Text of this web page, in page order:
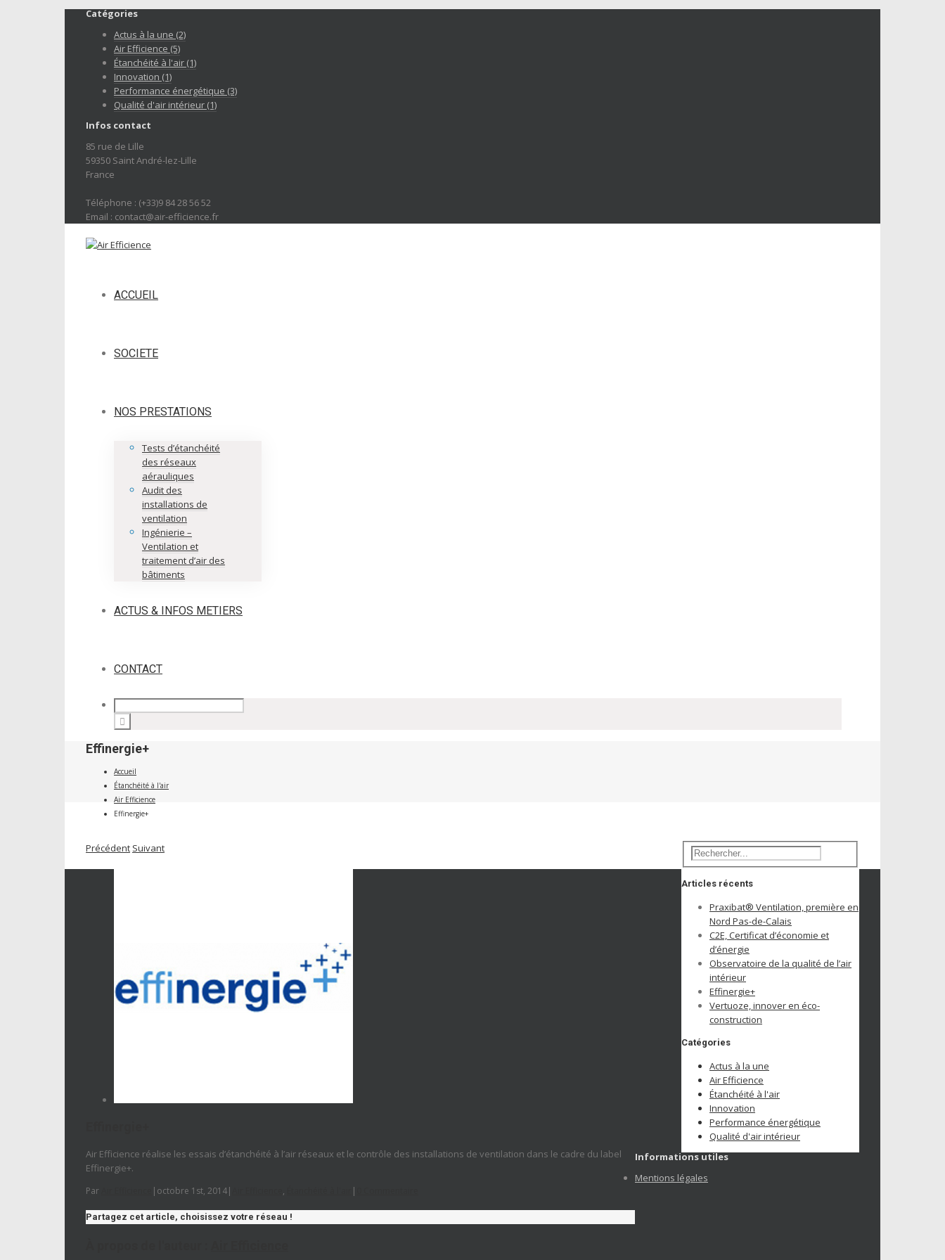
Catégories
Actus à la une (2)
Air Efficience (5)
Étanchéité à l'air (1)
Innovation (1)
Performance énergétique (3)
Qualité d'air intérieur (1)
Infos contact
85 rue de Lille
59350 Saint André-lez-Lille
France
Téléphone : (+33)9 84 28 56 52
Email : contact@air-efficience.fr
ACCUEIL
SOCIETE
NOS PRESTATIONS
Tests d’étanchéité
des réseaux
aérauliques
Audit des
installations de
ventilation
Ingénierie –
Ventilation et
traitement d’air des
bâtiments
ACTUS & INFOS METIERS
CONTACT
Effinergie+
Accueil
Étanchéité à l'air
Air Efficience
Effinergie+
Précédent Suivant
Air Efficience réalise les essais d’étanchéité à l’air réseaux et le contrôle des installations de ventilation dans le cadre du label
Effinergie+.
Par | octobre 1st, 2014| , |
Partagez cet article, choisissez votre réseau !
Articles récents
Praxibat® Ventilation, première en
Nord Pas-de-Calais
C2E, Certificat d’économie et
d’énergie
Observatoire de la qualité de l’air
intérieur
Effinergie+
Vertuoze, innover en éco-
construction
Catégories
Actus à la une
Air Efficience
Étanchéité à l'air
Innovation
Performance énergétique
Qualité d'air intérieur
Informations utiles
Mentions légales